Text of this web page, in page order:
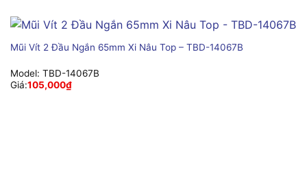
Mũi Vít 2 Đầu Ngắn 65mm Xi Nâu Top – TBD-14067B
Model: TBD-14067B
Giá:105,000₫